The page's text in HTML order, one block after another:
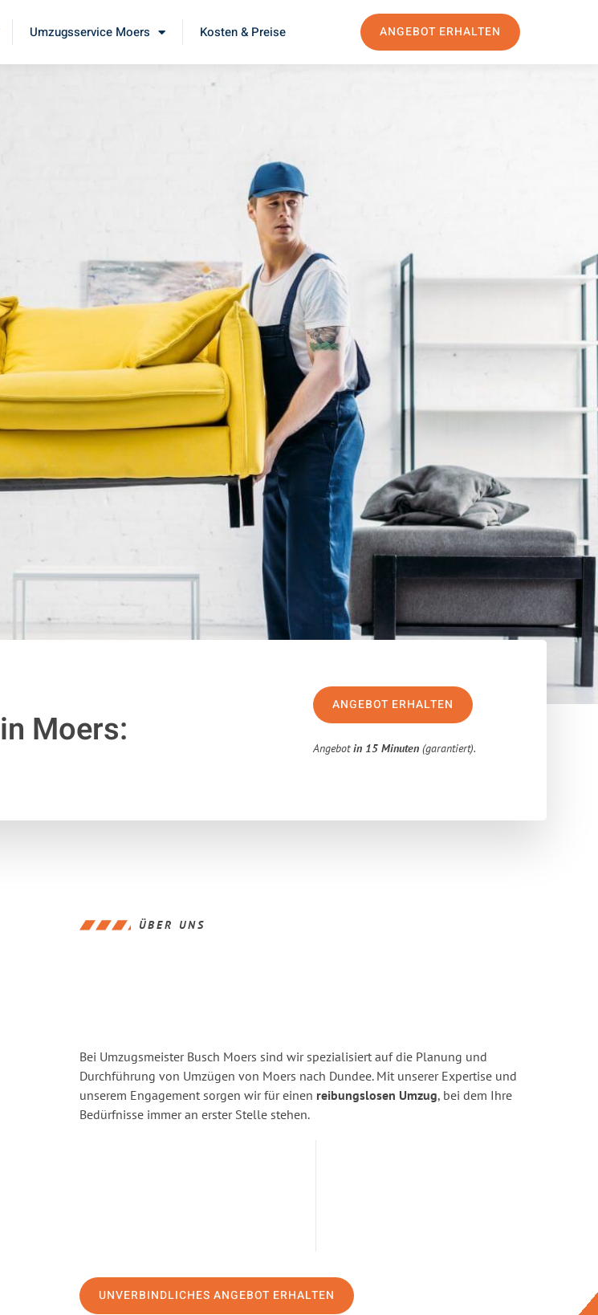
Umzugsservice Moers Kosten & Preise ANGEBOT ERHALTEN
in Moers:
ANGEBOT ERHALTEN
Angebotin 15 Minuten (garantiert).
ÜBER UNS
Bei Umzugsmeister Busch Moers sind wir spezialisiert auf die Planung und
Durchführung von Umzügen von Moers nach Dundee. Mit unserer Expertise und
unserem Engagement sorgen wir für einen reibungslosen Umzug, bei dem Ihre
Bedürfnisse immer an erster Stelle stehen.
UNVERBINDLICHES ANGEBOT ERHALTEN